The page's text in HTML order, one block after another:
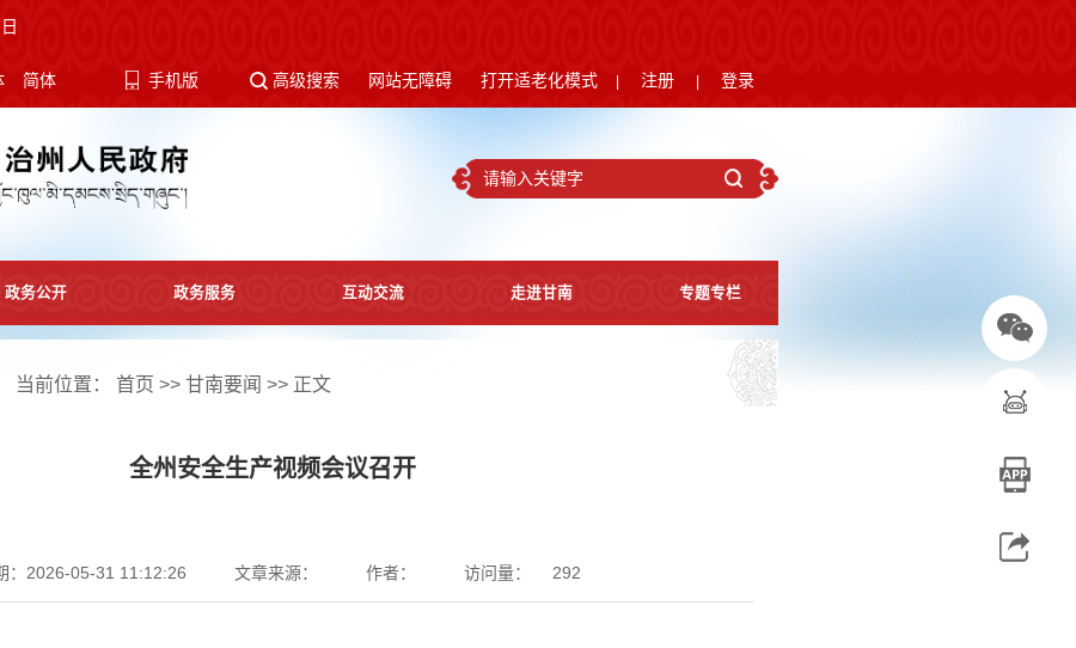
简体 手机版 高级搜索 网站无障碍 打开适老化模式 注册 登录
政务公开 政务服务 互动交流 走进甘南 专题专栏
当前位置： 首页 >>甘南要闻 >> 正文
全州安全生产视频会议召开
：2026-05-31 11:12:26 文章来源： 作者： 访问量： 292